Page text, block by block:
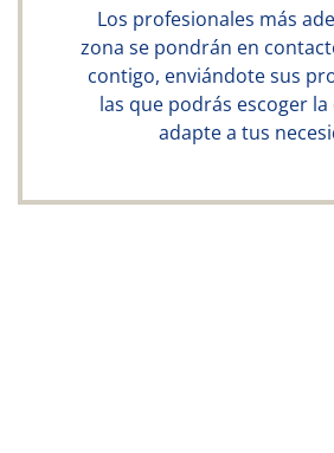
Los profesionales más
zona se pondrán en
contigo, enviándote sus
las que podrás escoger
adapte a tus